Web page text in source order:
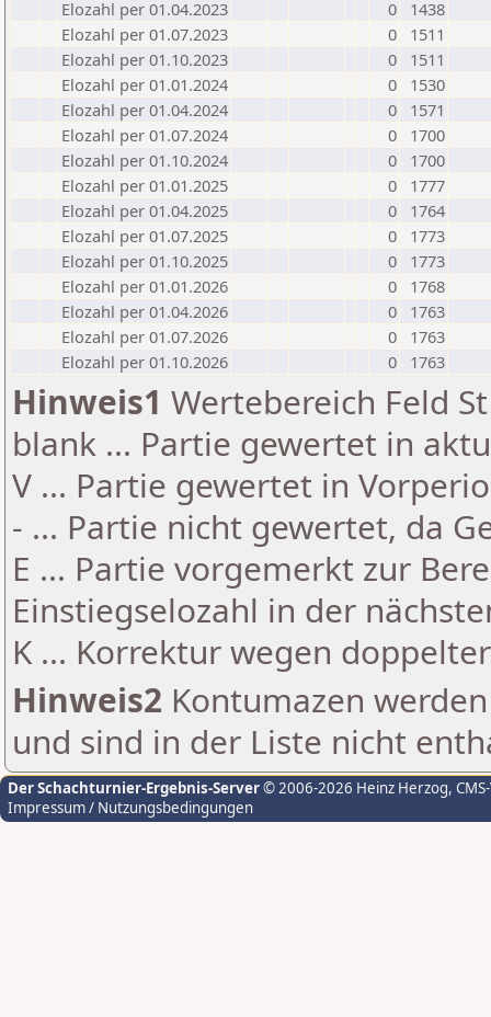
Elozahl per 01.04.2023
0
1438
Elozahl per 01.07.2023
0
1511
Elozahl per 01.10.2023
0
1511
Elozahl per 01.01.2024
0
1530
Elozahl per 01.04.2024
0
1571
Elozahl per 01.07.2024
0
1700
Elozahl per 01.10.2024
0
1700
Elozahl per 01.01.2025
0
1777
Elozahl per 01.04.2025
0
1764
Elozahl per 01.07.2025
0
1773
Elozahl per 01.10.2025
0
1773
Elozahl per 01.01.2026
0
1768
Elozahl per 01.04.2026
0
1763
Elozahl per 01.07.2026
0
1763
Elozahl per 01.10.2026
0 1763
Hinweis1 Wertebereich Feld
blank ... Partie gewertet in
V ... Partie gewertet in
- ... Partie nicht gewertet, da
E ... Partie vorgemerkt zur
Einstiegselozahl in der
K ... Korrektur wegen
Hinweis2 Kontumazen
und sind in der Liste nicht
Der Schachturnier-Ergebnis-Server© 2006-2026 Heinz Herzog,
Impressum / Nutzungsbedingungen